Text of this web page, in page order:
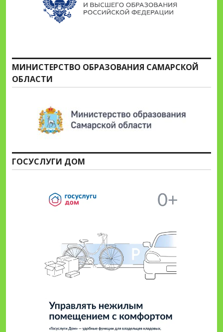
МИНИСТЕРСТВО ОБРАЗОВАНИЯ САМАРСКОЙ
ОБЛАСТИ
ГОСУСЛУГИ ДОМ